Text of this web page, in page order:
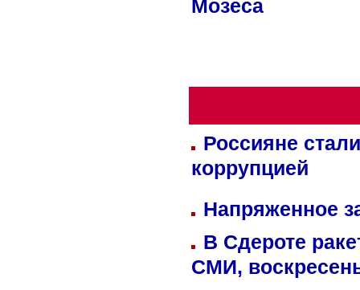
Мозеса
Россияне
коррупцией
Напряженное
В Сдероте
СМИ,